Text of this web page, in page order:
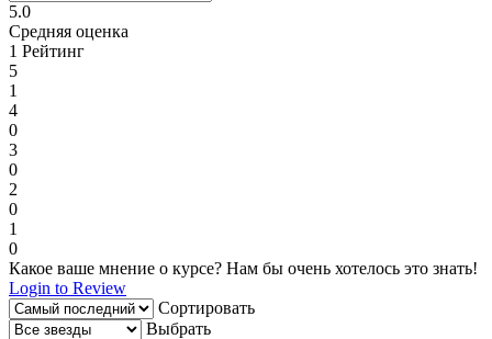
5.0
Средняя оценка
1 Рейтинг
5
1
4
0
3
0
2
0
1
0
Какое ваше мнение о курсе? Нам бы очень хотелось это знать!
Login to Review
Сортировать
Выбрать